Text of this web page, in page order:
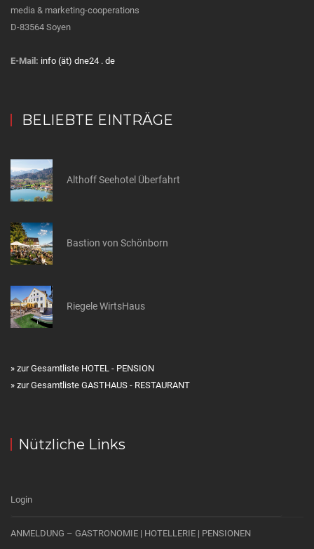
media & marketing-cooperations
D-83564 Soyen
E-Mail: info (ät) dne24 . de
BELIEBTE EINTRÄGE
Althoff Seehotel Überfahrt
Bastion von Schönborn
Riegele WirtsHaus
» zur Gesamtliste HOTEL - PENSION
» zur Gesamtliste GASTHAUS - RESTAURANT
Nützliche Links
Login
ANMELDUNG – GASTRONOMIE | HOTELLERIE | PENSIONEN